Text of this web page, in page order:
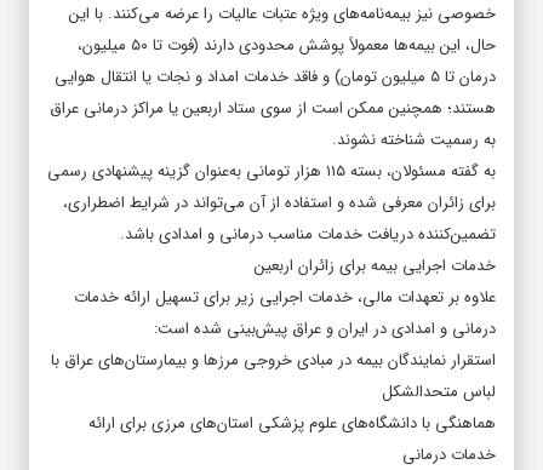
خصوصی نیز بیمه‌نامه‌های ویژه عتبات عالیات را عرضه می‌کنند. با این
حال، این بیمه‌ها معمولاً پوشش محدودی دارند (فوت تا ۵۰ میلیون،
درمان تا ۵ میلیون تومان) و فاقد خدمات امداد و نجات یا انتقال هوایی
هستند؛ همچنین ممکن است از سوی ستاد اربعین یا مراکز درمانی عراق
به رسمیت شناخته نشوند.
به گفته مسئولان، بسته ۱۱۵ هزار تومانی به‌عنوان گزینه پیشنهادی رسمی
برای زائران معرفی شده و استفاده از آن می‌تواند در شرایط اضطراری،
تضمین‌کننده دریافت خدمات مناسب درمانی و امدادی باشد.
خدمات اجرایی بیمه برای زائران اربعین
علاوه بر تعهدات مالی، خدمات اجرایی زیر برای تسهیل ارائه خدمات
درمانی و امدادی در ایران و عراق پیش‌بینی شده است:
استقرار نمایندگان بیمه در مبادی خروجی مرزها و بیمارستان‌های عراق با
لباس متحدالشکل
هماهنگی با دانشگاه‌های علوم پزشکی استان‌های مرزی برای ارائه
خدمات درمانی